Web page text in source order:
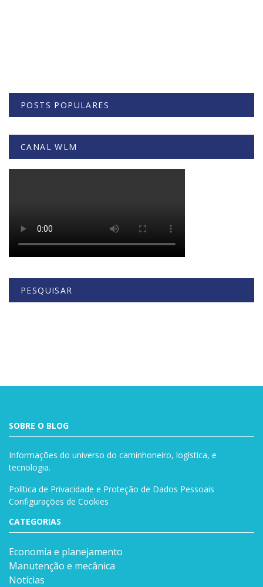
POSTS POPULARES
CANAL WLM
PESQUISAR
SOBRE O BLOG
Informações do universo do caminhoneiro, logística, e
tecnologia.
Política de Privacidade e Proteção de Dados Pessoais
Configurações de Cookies
CATEGORIAS
Economia e planejamento
Manutenção e mecânica
Notícias